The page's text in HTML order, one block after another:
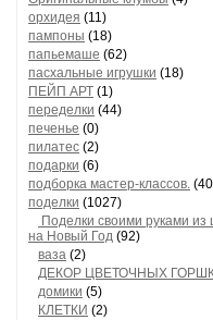
орхидея (11)
пампоны (18)
папьемаше (62)
пасхальные игрушки (18)
ПЕЙП АРТ (1)
переделки (44)
печенье (0)
пилатес (2)
подарки (6)
подборка мастер-классов.
поделки (1027)
Поделки своими руками
на Новый Год (92)
ваза (2)
ДЕКОР ЦВЕТОЧНЫХ
домики (5)
КЛЕТКИ (2)